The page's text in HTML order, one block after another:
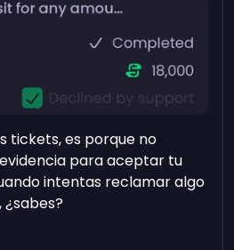
tickets, es porque no
para aceptar tu
intentas reclamar algo